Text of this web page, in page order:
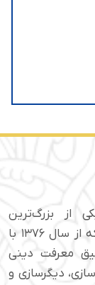
از بزرگ‌ترین
مجموعه‌های فرهنگی و مذهبی ایران است که از سال ۱۳۷۶ با
معرفت دینی
دیگرسازی و